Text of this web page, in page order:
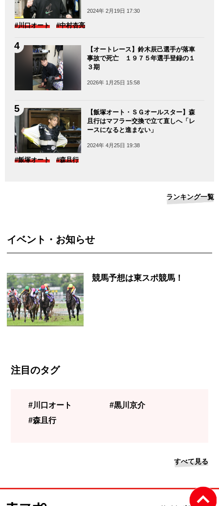
2024年 2月19日 17:30
#川口オート #中村杏亮
【オートレース】鈴木辰己選手が落車
事故で死亡 １９７５年選手登録の１
３期
2026年 1月25日 15:58
【飯塚オート・ＳＧオールスター】森
且行はマフラー交換で立て直しへ「レ
ースになると進まない」
2024年 4月25日 19:38
#飯塚オート #森且行
ランキング一覧
イベント・お知らせ
競馬予想は東スポ競馬！
注目のタグ
#川口オート
#黒川京介
#森且行
すべて見る